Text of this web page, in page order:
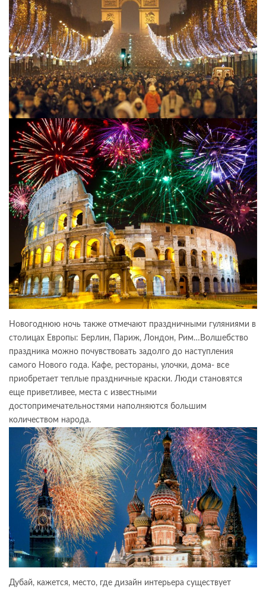
Новогоднюю ночь также отмечают праздничными гуляниями в
столицах Европы: Берлин, Париж, Лондон, Рим…Волшебство
праздника можно почувствовать задолго до наступления
самого Нового года. Кафе, рестораны, улочки, дома- все
приобретает теплые праздничные краски. Люди становятся
еще приветливее, места с известными
достопримечательностями наполняются большим
количеством народа.
Дубай, кажется, место, где дизайн интерьера существует